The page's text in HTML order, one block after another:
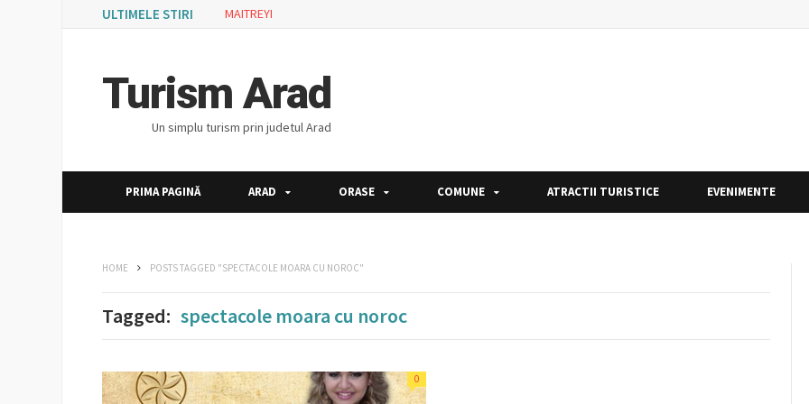
ULTIMELE STIRI MAITREYI
Turism Arad
Un simplu turism prin judetul Arad
PRIMA PAGINĂ ARAD ORASE COMUNE ATRACTII TURISTICE EVENIMENTE
HOME POSTS TAGGED "SPECTACOLE MOARA CU NOROC"
Tagged: spectacole moara cu noroc
0